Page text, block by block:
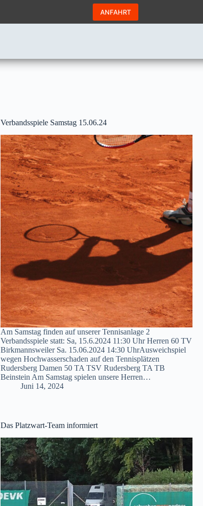
ANFAHRT
Verbandsspiele Samstag 15.06.24
Am Samstag finden auf unserer Tennisanlage 2
Verbandsspiele statt: Sa, 15.6.2024 11:30 Uhr Herren 60 TV
Birkmannsweiler Sa. 15.06.2024 14:30 UhrAusweichspiel
wegen Hochwasserschaden auf den Tennisplätzen
Rudersberg Damen 50 TA TSV Rudersberg TA TB
Beinstein Am Samstag spielen unsere Herren…
Juni 14, 2024
Das Platzwart-Team informiert